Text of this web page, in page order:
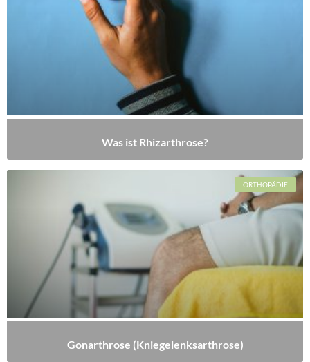
Was ist Rhizarthrose?
ORTHOPÄDIE
Gonarthrose (Kniegelenksarthrose)